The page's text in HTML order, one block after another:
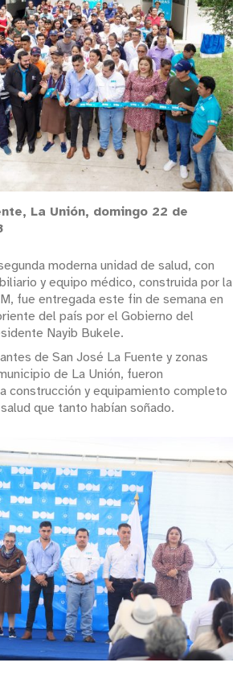
La Unión, domingo 22 de
moderna unidad de salud, con
y equipo médico, construida por la
fue entregada este fin de semana en
del país por el Gobierno del
Nayib Bukele.
de San José La Fuente y zonas
de La Unión, fueron
construcción y equipamiento completo
que tanto habían soñado.